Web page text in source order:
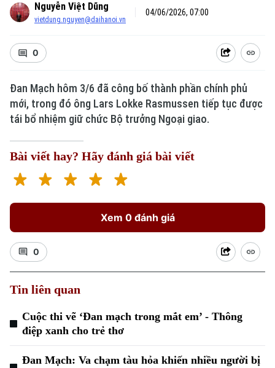
Xu hướng
Nguyễn Việt Dũng
vietdung.nguyen@daihanoi.vn
04/06/2026, 07:00
0
Đan Mạch hôm 3/6 đã công bố thành phần chính phủ
mới, trong đó ông Lars Lokke Rasmussen tiếp tục được
tái bổ nhiệm giữ chức Bộ trưởng Ngoại giao.
Bài viết hay? Hãy đánh giá bài viết
Xem 0 đánh giá
0
Tin liên quan
Cuộc thi vẽ ‘Đan mạch trong mắt em’ - Thông
điệp xanh cho trẻ thơ
Đan Mạch: Va chạm tàu hỏa khiến nhiều người bị